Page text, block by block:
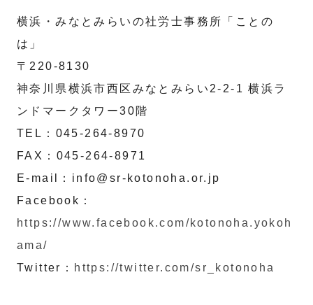
横浜・みなとみらいの社労士事務所「ことの
は」
〒220-8130
神奈川県横浜市西区みなとみらい2-2-1 横浜ラ
ンドマークタワー30階
TEL：045-264-8970
FAX：045-264-8971
E-mail：info@sr-kotonoha.or.jp
Facebook：
https://www.facebook.com/kotonoha.yokoh
ama/
Twitter：
https://twitter.com/sr_kotonoha